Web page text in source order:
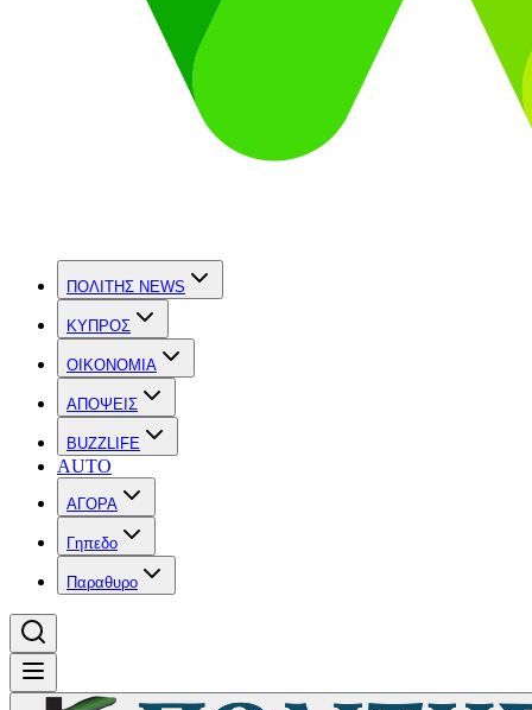
ΠΟΛΙΤΗΣ NEWS
ΚΥΠΡΟΣ
OIKONOMIA
ΑΠΟΨΕΙΣ
BUZZLIFE
AUTO
ΑΓΟΡΑ
Γηπεδο
Παραθυρο